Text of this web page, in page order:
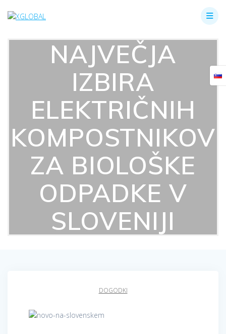
NAJVEČJA
IZBIRA
ELEKTRIČNIH
KOMPOSTNIKOV
ZA BIOLOŠKE
ODPADKE V
SLOVENIJI
DOGODKI